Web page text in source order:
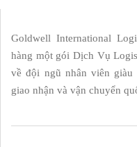
Goldwell International
hàng một gói Dịch Vụ
về đội ngũ nhân viên
giao nhận và vận chuyển